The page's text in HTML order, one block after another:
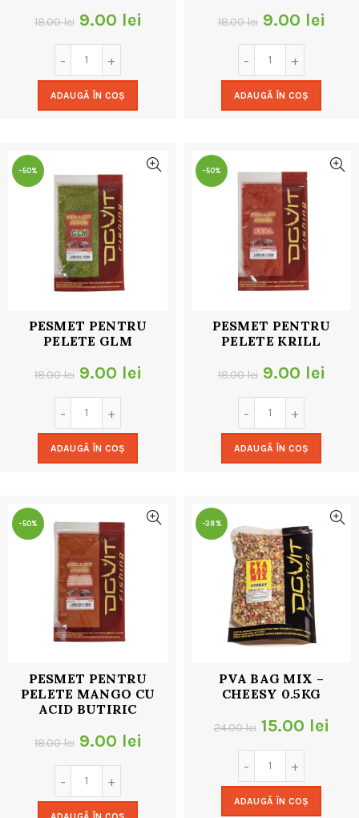
18.00lei Prețul
inițial
a
fost:
9.00 lei
ADAUGĂ ÎN COȘ
18.00lei Prețul
inițial
a
fost:
9.00 lei
ADAUGĂ ÎN COȘ
-50%
PESMET PENTRU
PELETE GLM
18.00lei Prețul
inițial
a
fost:
9.00 lei
ADAUGĂ ÎN COȘ
-50%
PESMET PENTRU
PELETE KRILL
18.00lei Prețul
inițial
a
fost:
9.00 lei
ADAUGĂ ÎN COȘ
-50%
PESMET PENTRU
PELETE MANGO CU
ACID BUTIRIC
18.00lei Prețul
inițial
a
9.00 lei
-38%
PVA BAG MIX –
CHEESY 0.5KG
24.00lei Prețul
inițial
a
fost:
15.00 lei
ADAUGĂ ÎN COȘ